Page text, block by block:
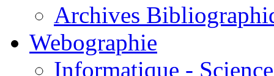
Archives
Webographie
Informatique -